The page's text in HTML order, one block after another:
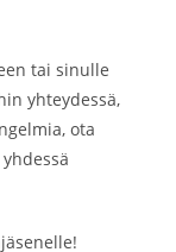
tai sinulle
yhteydessä,
ota